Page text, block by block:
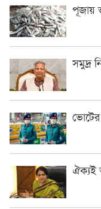
পূজায়
সমুদ্র
ঐক্যই